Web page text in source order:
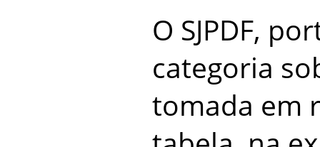
O SJPDF,
categoria
tomada em